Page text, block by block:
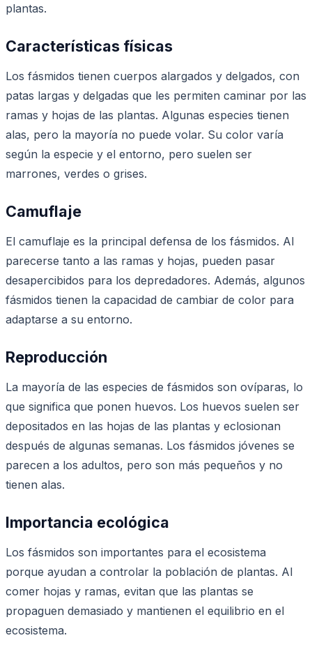
plantas.
Características físicas
Los fásmidos tienen cuerpos alargados y delgados, con
patas largas y delgadas que les permiten caminar por las
ramas y hojas de las plantas. Algunas especies tienen
alas, pero la mayoría no puede volar. Su color varía
según la especie y el entorno, pero suelen ser
marrones, verdes o grises.
Camuflaje
El camuflaje es la principal defensa de los fásmidos. Al
parecerse tanto a las ramas y hojas, pueden pasar
desapercibidos para los depredadores. Además, algunos
fásmidos tienen la capacidad de cambiar de color para
adaptarse a su entorno.
Reproducción
La mayoría de las especies de fásmidos son ovíparas, lo
que significa que ponen huevos. Los huevos suelen ser
depositados en las hojas de las plantas y eclosionan
después de algunas semanas. Los fásmidos jóvenes se
parecen a los adultos, pero son más pequeños y no
tienen alas.
Importancia ecológica
Los fásmidos son importantes para el ecosistema
porque ayudan a controlar la población de plantas. Al
comer hojas y ramas, evitan que las plantas se
propaguen demasiado y mantienen el equilibrio en el
ecosistema.